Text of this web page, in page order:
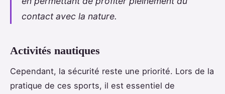
contact avec la nature.
Activités nautiques
Cependant, la sécurité reste une priorité. Lors de la
pratique de ces sports, il est essentiel de